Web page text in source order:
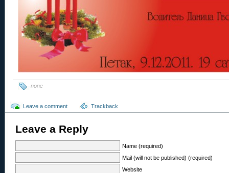
none
Leave a comment Trackback
Leave a Reply
Name (required)
Mail (will not be published) (required)
Website